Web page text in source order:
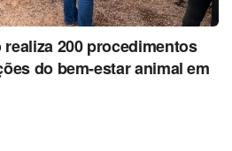
200 procedimentos
do bem-estar animal em